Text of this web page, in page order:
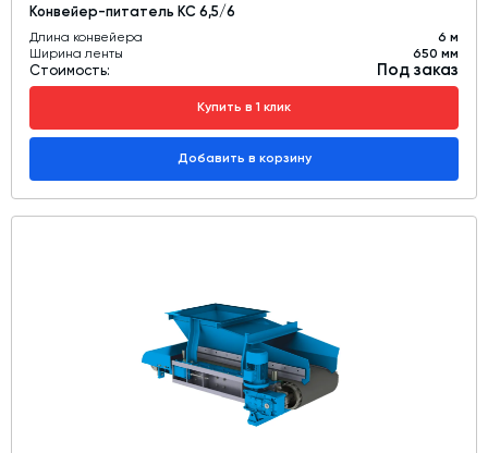
Конвейер-питатель КС 6,5/6
Длина конвейера
6 м
Ширина ленты
650 мм
Стоимость: Под заказ
Купить в 1 клик
Добавить в корзину